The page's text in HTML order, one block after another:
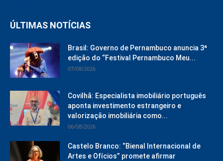
ÚLTIMAS NOTÍCIAS
Brasil: Governo de Pernambuco anuncia 3ª
edição do “Festival Pernambuco Meu...
07/08/2026
Covilhã: Especialista imobiliário português
aponta investimento estrangeiro e
valorização imobiliária como...
06/08/2026
Castelo Branco: “Bienal Internacional de
Artes e Ofícios” promete afirmar